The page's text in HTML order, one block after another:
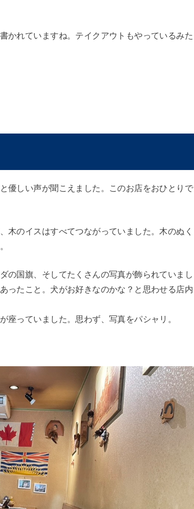
かれていますね。テイクアウトもやっているみた
優しい声が聞こえました。このお店をおひとりで
木のイスはすべてつながっていました。木のぬく
の国旗、そしてたくさんの写真が飾られていまし
ったこと。犬がお好きなのかな？と思わせる店内
座っていました。思わず、写真をパシャリ。